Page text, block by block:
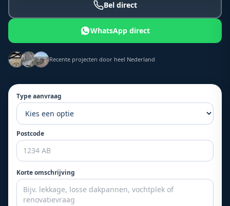
Bel direct
WhatsApp direct
Recente projecten door heel Nederland
Type aanvraag
Postcode
Korte omschrijving